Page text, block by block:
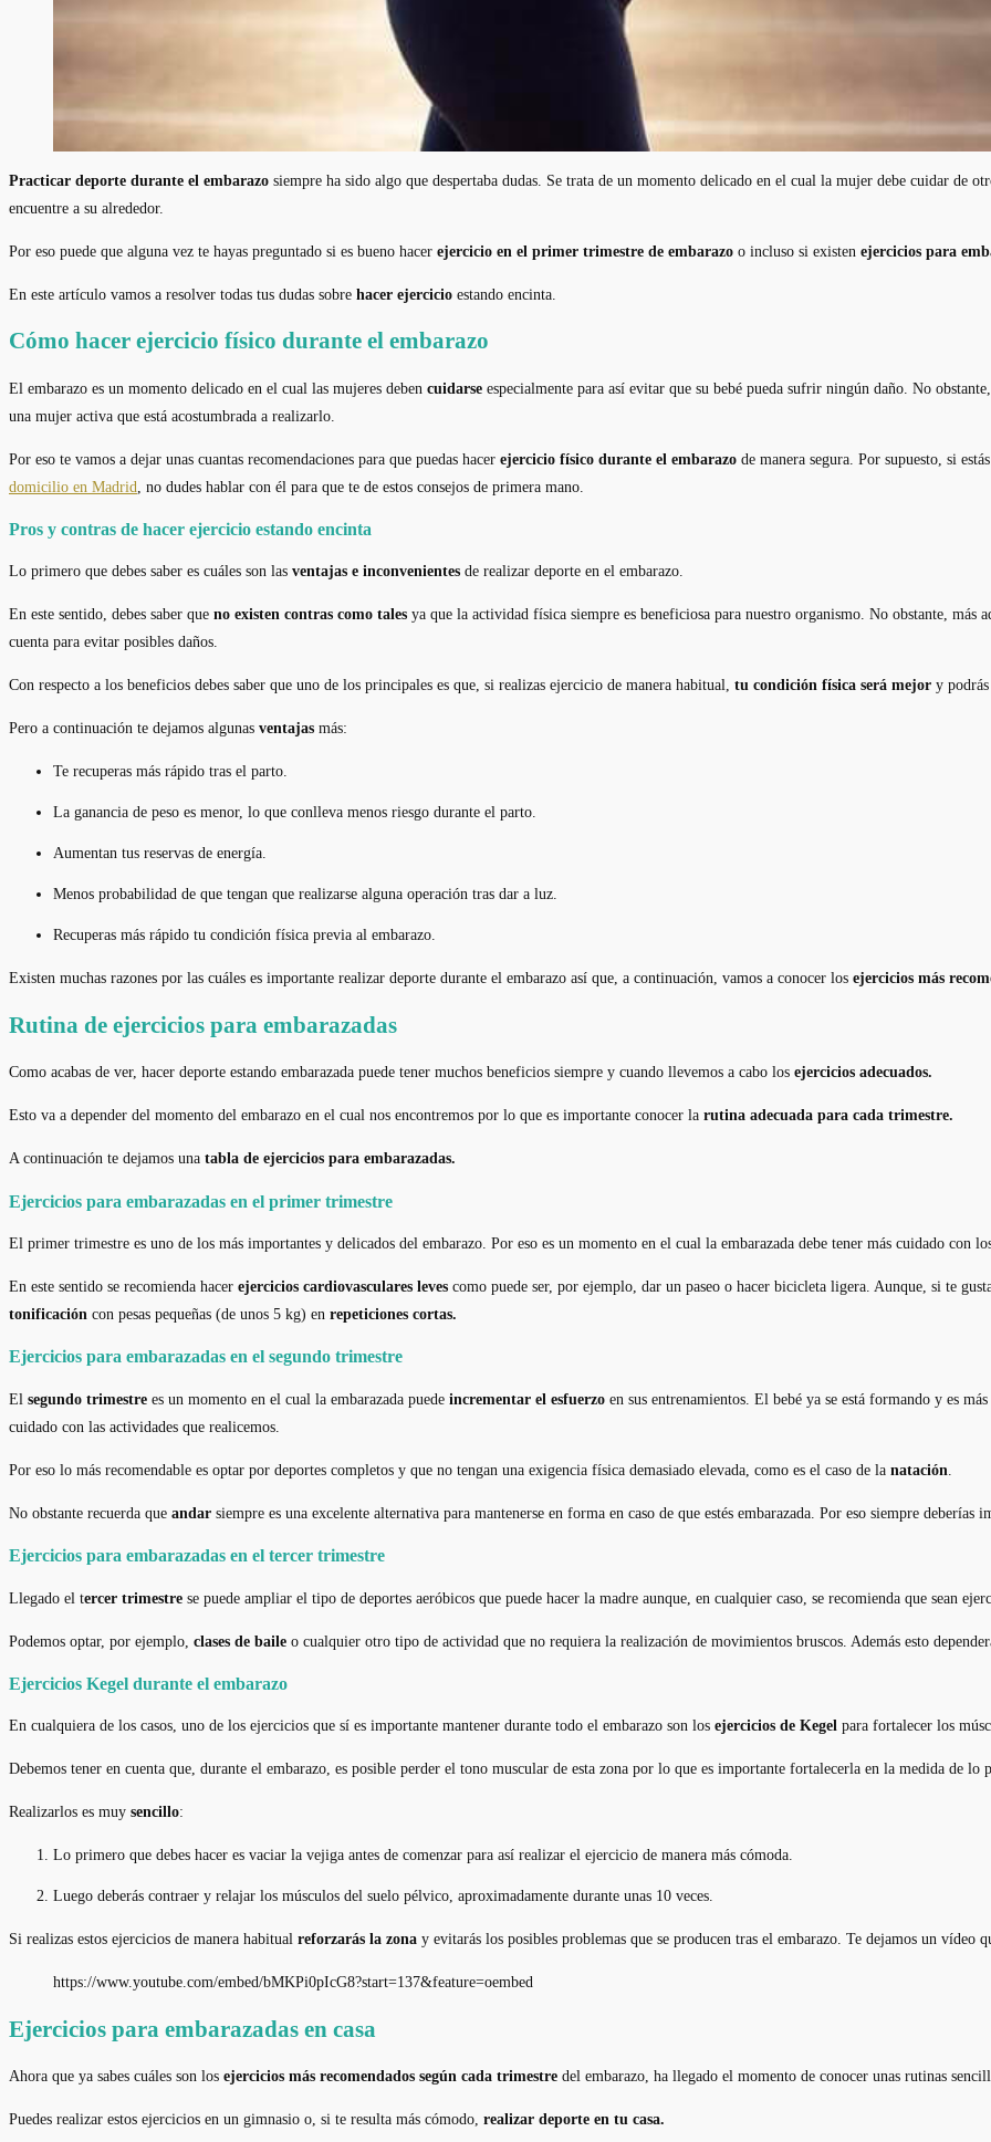
Practicar deporte durante el embarazo siempre ha sido algo que despertaba dudas. Se trata de un momento delicado en el cual la mujer debe cuidar de
encuentre a su alrededor.
Por eso puede que alguna vez te hayas preguntado si es bueno hacer ejercicio en el primer trimestre de embarazo o incluso si existen ejercicios para
En este artículo vamos a resolver todas tus dudas sobre hacer ejercicio estando encinta.
Cómo hacer ejercicio físico durante el embarazo
El embarazo es un momento delicado en el cual las mujeres deben cuidarse especialmente para así evitar que su bebé pueda sufrir ningún daño. No
una mujer activa que está acostumbrada a realizarlo.
Por eso te vamos a dejar unas cuantas recomendaciones para que puedas hacer ejercicio físico durante el embarazo de manera segura. Por supuesto, si
domicilio en Madrid , no dudes hablar con él para que te de estos consejos de primera mano.
Pros y contras de hacer ejercicio estando encinta
Lo primero que debes saber es cuáles son las ventajas e inconvenientes de realizar deporte en el embarazo.
En este sentido, debes saber que no existen contras como tales ya que la actividad física siempre es beneficiosa para nuestro organismo. No obstante, más
cuenta para evitar posibles daños.
Con respecto a los beneficios debes saber que uno de los principales es que, si realizas ejercicio de manera habitual, tu condición física será mejor y
Pero a continuación te dejamos algunas ventajas más:
Te recuperas más rápido tras el parto.
La ganancia de peso es menor, lo que conlleva menos riesgo durante el parto.
Aumentan tus reservas de energía.
Menos probabilidad de que tengan que realizarse alguna operación tras dar a luz.
Recuperas más rápido tu condición física previa al embarazo.
Existen muchas razones por las cuáles es importante realizar deporte durante el embarazo así que, a continuación, vamos a conocer los ejercicios más
Rutina de ejercicios para embarazadas
Como acabas de ver, hacer deporte estando embarazada puede tener muchos beneficios siempre y cuando llevemos a cabo los ejercicios adecuados.
Esto va a depender del momento del embarazo en el cual nos encontremos por lo que es importante conocer la rutina adecuada para cada trimestre.
A continuación te dejamos una tabla de ejercicios para embarazadas.
Ejercicios para embarazadas en el primer trimestre
El primer trimestre es uno de los más importantes y delicados del embarazo. Por eso es un momento en el cual la embarazada debe tener más cuidado con
En este sentido se recomienda hacer ejercicios cardiovasculares leves como puede ser, por ejemplo, dar un paseo o hacer bicicleta ligera. Aunque, si te
tonificación con pesas pequeñas (de unos 5 kg) en repeticiones cortas.
Ejercicios para embarazadas en el segundo trimestre
El segundo trimestre es un momento en el cual la embarazada puede incrementar el esfuerzo en sus entrenamientos. El bebé ya se está formando y es
cuidado con las actividades que realicemos.
Por eso lo más recomendable es optar por deportes completos y que no tengan una exigencia física demasiado elevada, como es el caso de la natación
No obstante recuerda que andar siempre es una excelente alternativa para mantenerse en forma en caso de que estés embarazada. Por eso siempre deberías
Ejercicios para embarazadas en el tercer trimestre
Llegado el tercer trimestre se puede ampliar el tipo de deportes aeróbicos que puede hacer la madre aunque, en cualquier caso, se recomienda que sean
Podemos optar, por ejemplo, clases de baile o cualquier otro tipo de actividad que no requiera la realización de movimientos bruscos. Además esto
Ejercicios Kegel durante el embarazo
En cualquiera de los casos, uno de los ejercicios que sí es importante mantener durante todo el embarazo son los ejercicios de Kegel para fortalecer los
Debemos tener en cuenta que, durante el embarazo, es posible perder el tono muscular de esta zona por lo que es importante fortalecerla en la medida de
Realizarlos es muy sencillo:
Lo primero que debes hacer es vaciar la vejiga antes de comenzar para así realizar el ejercicio de manera más cómoda.
Luego deberás contraer y relajar los músculos del suelo pélvico, aproximadamente durante unas 10 veces.
Si realizas estos ejercicios de manera habitual reforzarás la zona y evitarás los posibles problemas que se producen tras el embarazo. Te dejamos un vídeo
https://www.youtube.com/embed/bMKPi0pIcG8?start=137&feature=oembed
Ejercicios para embarazadas en casa
Ahora que ya sabes cuáles son los ejercicios más recomendados según cada trimestre del embarazo, ha llegado el momento de conocer unas rutinas
Puedes realizar estos ejercicios en un gimnasio o, si te resulta más cómodo, realizar deporte en tu casa.